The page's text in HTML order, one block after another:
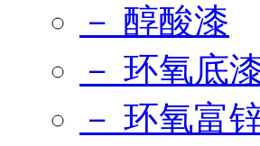
－ 醇酸漆
－ 环氧底
－ 环氧富